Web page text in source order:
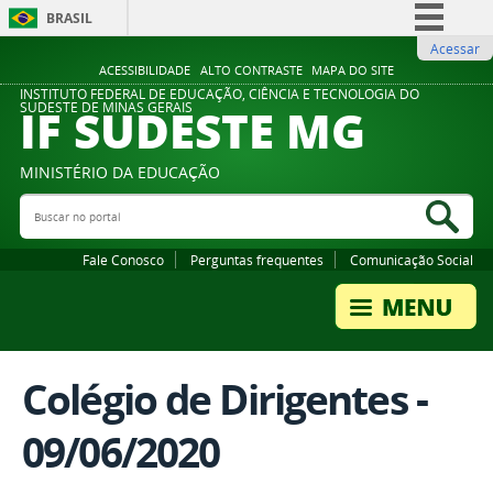
ACESSIBILIDADE ALTO CONTRASTE MAPA DO SITE
BRASIL
Comunica BR
Participe
Legislação
Acessar
INSTITUTO FEDERAL DE EDUCAÇÃO, CIÊNCIA E TECNOLOGIA DO
SUDESTE DE MINAS GERAIS
IF SUDESTE MG
MINISTÉRIO DA EDUCAÇÃO
Buscar no portal
Fale Conosco Perguntas frequentes Comunicação Social
Colégio de Dirigentes -
09/06/2020